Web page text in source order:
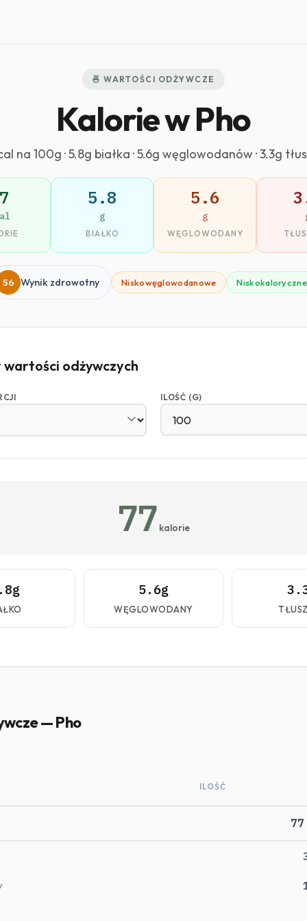
🍜 WARTOŚCI ODŻYWCZE
Kalorie w Pho
na 100g · 5.8g białka · 5.6g węglowodanów · 3.3g
5.8
g
BIAŁKO
5.6
g
WĘGLOWODANY
56 Wynik zdrowotny Niskowęglowodanowe Niskokaloryczne
odżywczych
ILOŚĆ (G)
77 kalorie
5.6g
WĘGLOWODANY
— Pho
ILOŚĆ